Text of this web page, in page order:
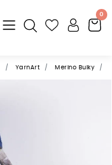
0
YarnArt Merino Bulky